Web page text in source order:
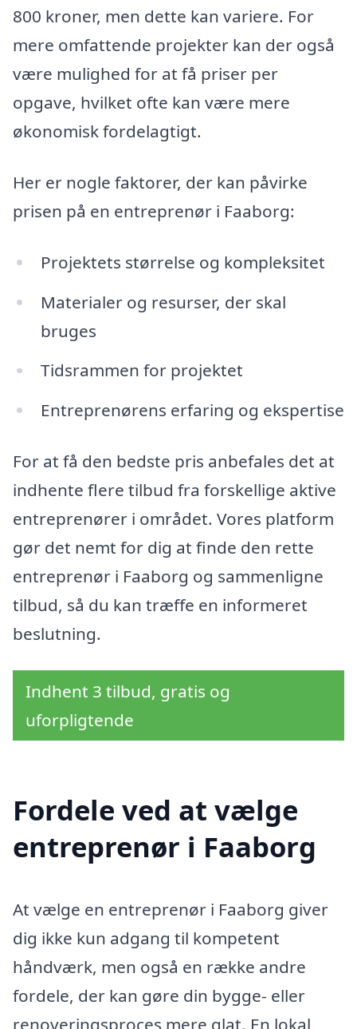
800 kroner, men dette kan variere. For
mere omfattende projekter kan der også
være mulighed for at få priser per
opgave, hvilket ofte kan være mere
økonomisk fordelagtigt.
Her er nogle faktorer, der kan påvirke
prisen på en entreprenør i Faaborg:
Projektets størrelse og kompleksitet
Materialer og resurser, der skal
bruges
Tidsrammen for projektet
Entreprenørens erfaring og ekspertise
For at få den bedste pris anbefales det at
indhente flere tilbud fra forskellige aktive
entreprenører i området. Vores platform
gør det nemt for dig at finde den rette
entreprenør i Faaborg og sammenligne
tilbud, så du kan træffe en informeret
beslutning.
Indhent 3 tilbud, gratis og
uforpligtende
Fordele ved at vælge
entreprenør i Faaborg
At vælge en entreprenør i Faaborg giver
dig ikke kun adgang til kompetent
håndværk, men også en række andre
fordele, der kan gøre din bygge- eller